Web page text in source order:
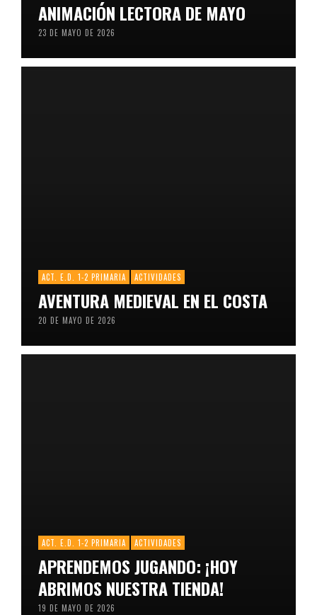
ANIMACIÓN LECTORA DE MAYO
23 DE MAYO DE 2026
ACT. E.D. 1-2 PRIMARIA ACTIVIDADES
AVENTURA MEDIEVAL EN EL COSTA
20 DE MAYO DE 2026
ACT. E.D. 1-2 PRIMARIA ACTIVIDADES
APRENDEMOS JUGANDO: ¡HOY
ABRIMOS NUESTRA TIENDA!
19 DE MAYO DE 2026